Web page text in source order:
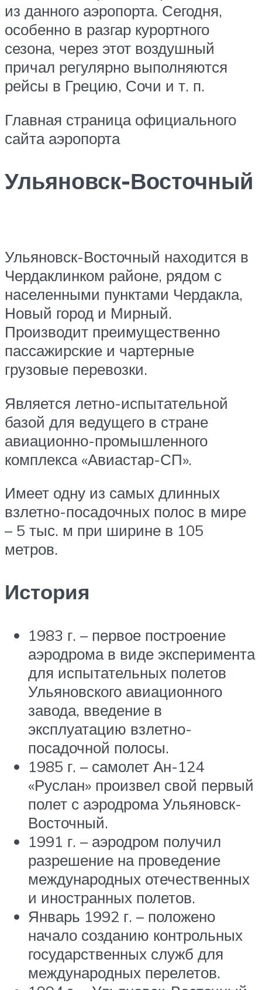
из данного аэропорта. Сегодня,
особенно в разгар курортного
сезона, через этот воздушный
причал регулярно выполняются
рейсы в Грецию, Сочи и т. п.
Главная страница официального
сайта аэропорта
Ульяновск-Восточный
Ульяновск-Восточный находится в
Чердаклинком районе, рядом с
населенными пунктами Чердакла,
Новый город и Мирный.
Производит преимущественно
пассажирские и чартерные
грузовые перевозки.
Является летно-испытательной
базой для ведущего в стране
авиационно-промышленного
комплекса «Авиастар-СП».
Имеет одну из самых длинных
взлетно-посадочных полос в мире
– 5 тыс. м при ширине в 105
метров.
История
1983 г. – первое построение
аэродрома в виде эксперимента
для испытательных полетов
Ульяновского авиационного
завода, введение в
эксплуатацию взлетно-
посадочной полосы.
1985 г. – самолет Ан-124
«Руслан» произвел свой первый
полет с аэродрома Ульяновск-
Восточный.
1991 г. – аэродром получил
разрешение на проведение
международных отечественных
и иностранных полетов.
Январь 1992 г. – положено
начало созданию контрольных
государственных служб для
международных перелетов.